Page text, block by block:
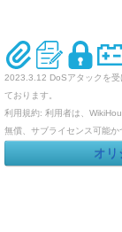
2023.3.12 DoSアタックを受
ております。
利用規約: 利用者は、
無償、サブライセンス可能か
オリ